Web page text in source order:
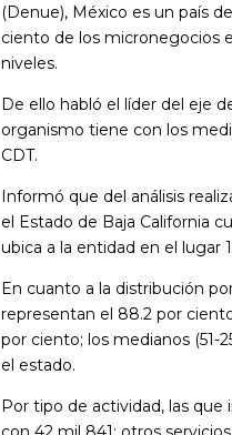
(Denue), México es un país
ciento de los micronegocios
niveles.
De ello habló el líder del eje
organismo tiene con los
CDT.
Informó que del análisis
el Estado de Baja California
ubica a la entidad en el lugar
En cuanto a la distribución
representan el 88.2 por
por ciento; los medianos (51-
el estado.
Por tipo de actividad, las